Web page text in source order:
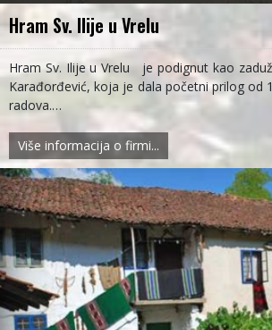
Hram Sv. Ilije u Vrelu
Hram Sv. Ilije u Vrelu je podignut kao
Karađorđević, koja je dala početni prilog od
radova.…
Više informacija o firmi...